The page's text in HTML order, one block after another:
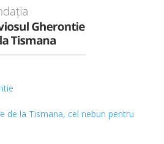
de la Tismana, cel nebun pentru